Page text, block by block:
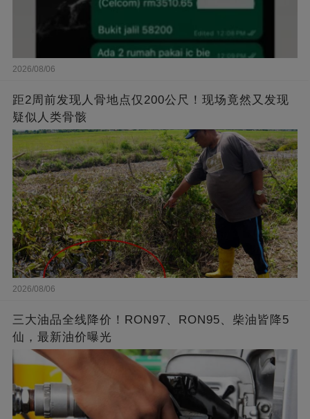
2026/08/06
距2周前发现人骨地点仅200公尺！现场竟然又发现
疑似人类骨骸
2026/08/06
三大油品全线降价！RON97、RON95、柴油皆降5
仙，最新油价曝光